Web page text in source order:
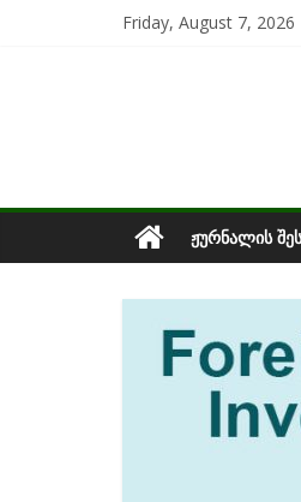
Friday, August 7, 2026
ᲟᲣᲠᲜᲐᲚᲘᲡ